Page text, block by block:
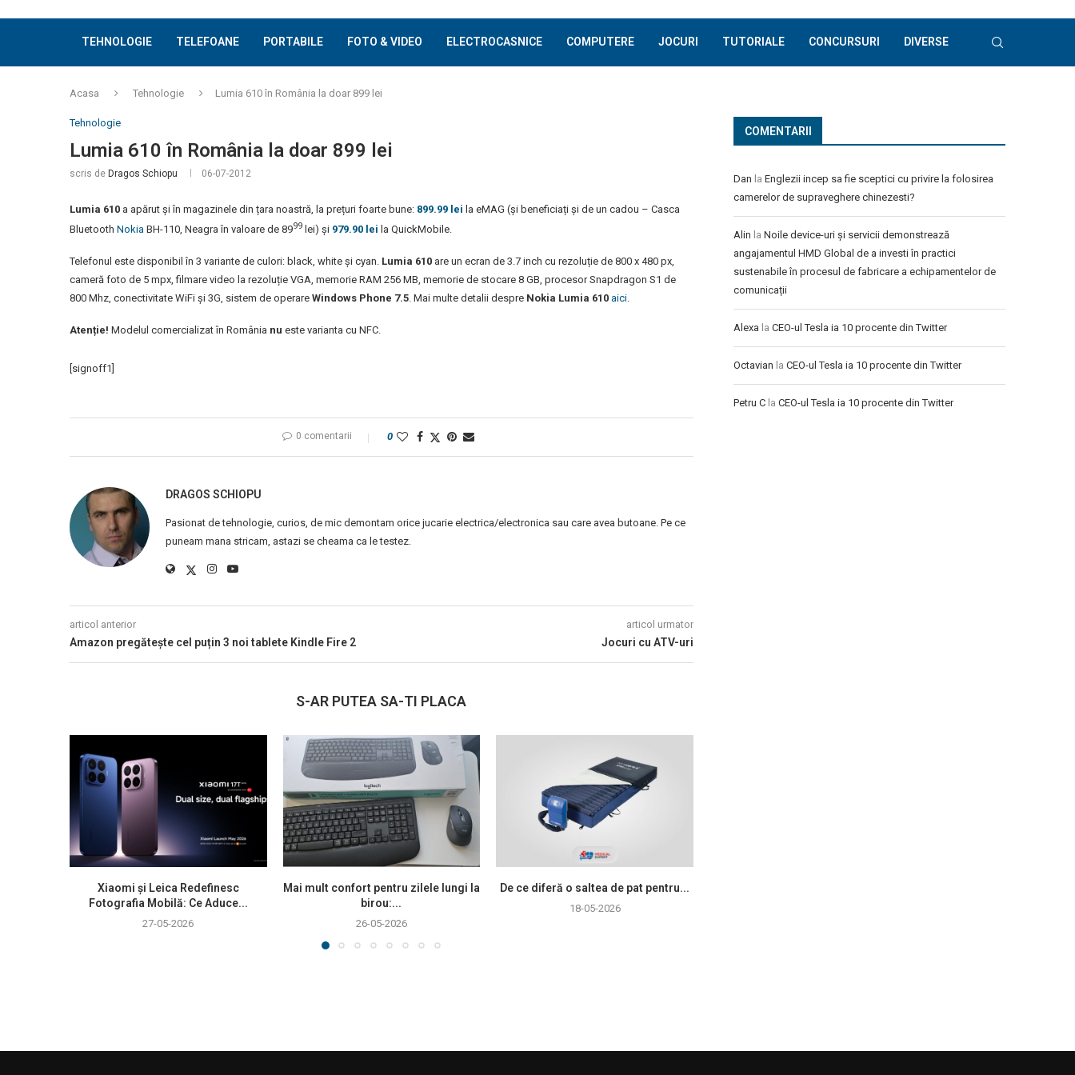
TEHNOLOGIE TELEFOANE PORTABILE FOTO & VIDEO ELECTROCASNICE COMPUTERE JOCURI TUTORIALE CONCURSURI DIVERSE
Acasa Tehnologie Lumia 610 în România la doar 899 lei
Tehnologie
Lumia 610 în România la doar 899 lei
scris de Dragos Schiopu 06-07-2012
Lumia 610 a apărut și în magazinele din țara noastră, la prețuri foarte bune: 899.99 lei la eMAG (și beneficiați și de un cadou – Casca
Bluetooth Nokia BH-110, Neagra în valoare de 8999 lei) și 979.90 lei la QuickMobile.
Telefonul este disponibil în 3 variante de culori: black, white și cyan. Lumia 610 are un ecran de 3.7 inch cu rezoluție de 800 x 480 px,
cameră foto de 5 mpx, filmare video la rezoluție VGA, memorie RAM 256 MB, memorie de stocare 8 GB, procesor Snapdragon S1 de
800 Mhz, conectivitate WiFi și 3G, sistem de operare Windows Phone 7.5. Mai multe detalii despre Nokia Lumia 610 aici.
Atenție! Modelul comercializat în România nu este varianta cu NFC.
[signoff1]
0 comentarii 0
DRAGOS SCHIOPU
Pasionat de tehnologie, curios, de mic demontam orice jucarie electrica/electronica sau care avea butoane. Pe ce
puneam mana stricam, astazi se cheama ca le testez.
articol anterior
Amazon pregătește cel puțin 3 noi tablete Kindle Fire 2
articol urmator
Jocuri cu ATV-uri
S-AR PUTEA SA-TI PLACA
Xiaomi și Leica Redefinesc
Fotografia Mobilă: Ce Aduce...
27-05-2026
Mai mult confort pentru zilele lungi la
birou:...
26-05-2026
De ce diferă o saltea de pat pentru...
18-05-2026
COMENTARII
Dan la Englezii incep sa fie sceptici cu privire la folosirea
camerelor de supraveghere chinezesti?
Alin la Noile device-uri și servicii demonstrează
angajamentul HMD Global de a investi în practici
sustenabile în procesul de fabricare a echipamentelor de
comunicații
Alexa la CEO-ul Tesla ia 10 procente din Twitter
Octavian la CEO-ul Tesla ia 10 procente din Twitter
Petru C la CEO-ul Tesla ia 10 procente din Twitter